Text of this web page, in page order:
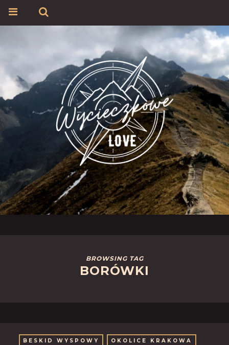
BROWSING TAG
BORÓWKI
BESKID WYSPOWY
OKOLICE KRAKOWA